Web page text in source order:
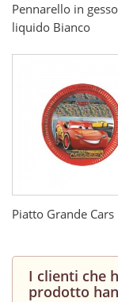
Pennarello in gesso
liquido Bianco
Piatto Grande Cars
I clienti che
prodotto